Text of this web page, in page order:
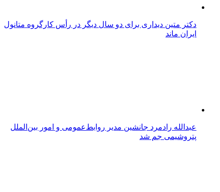
دکتر متین دیداری برای دو سال دیگر در رأس کارگروه متانول
ایران ماند
عبدالله رادمرد جانشین مدیر روابط‌عمومی و امور بین‌الملل
پتروشیمی جم شد